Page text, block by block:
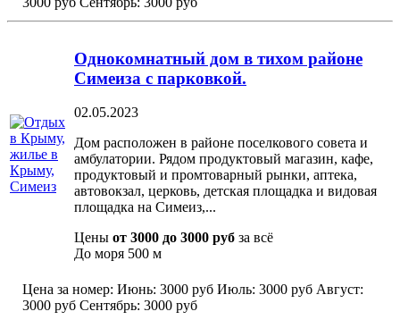
Однокомнатный дом в тихом районе
Симеиза с парковкой.
02.05.2023
Дом расположен в районе поселкового совета и
амбулатории. Рядом продуктовый магазин, кафе,
продуктовый и промтоварный рынки, аптека,
автовокзал, церковь, детская площадка и видовая
площадка на Симеиз,...
Цены от 3000 до 3000 руб за всё
До моря 500 м
Цена за номер: Июнь: 3000 руб Июль: 3000 руб Август:
3000 руб Сентябрь: 3000 руб